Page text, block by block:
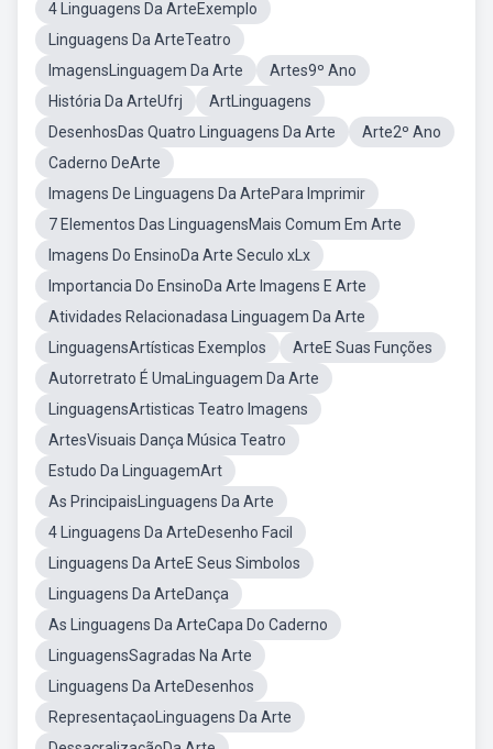
4 Linguagens Da ArteExemplo
Linguagens Da ArteTeatro
ImagensLinguagem Da Arte
Artes9º Ano
História Da ArteUfrj
ArtLinguagens
DesenhosDas Quatro Linguagens Da Arte
Arte2º Ano
Caderno DeArte
Imagens De Linguagens Da ArtePara Imprimir
7 Elementos Das LinguagensMais Comum Em Arte
Imagens Do EnsinoDa Arte Seculo xLx
Importancia Do EnsinoDa Arte Imagens E Arte
Atividades Relacionadasa Linguagem Da Arte
LinguagensArtísticas Exemplos
ArteE Suas Funções
Autorretrato É UmaLinguagem Da Arte
LinguagensArtisticas Teatro Imagens
ArtesVisuais Dança Música Teatro
Estudo Da LinguagemArt
As PrincipaisLinguagens Da Arte
4 Linguagens Da ArteDesenho Facil
Linguagens Da ArteE Seus Simbolos
Linguagens Da ArteDança
As Linguagens Da ArteCapa Do Caderno
LinguagensSagradas Na Arte
Linguagens Da ArteDesenhos
RepresentaçaoLinguagens Da Arte